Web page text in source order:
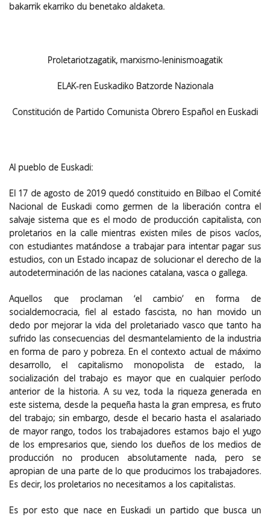
bakarrik ekarriko du benetako aldaketa.
Proletariotzagatik, marxismo-leninismoagatik
ELAK-ren Euskadiko Batzorde Nazionala
Constitución de Partido Comunista Obrero Español en Euskadi
Al pueblo de Euskadi:
El 17 de agosto de 2019 quedó constituido en Bilbao el Comité
Nacional de Euskadi como germen de la liberación contra el
salvaje sistema que es el modo de producción capitalista, con
proletarios en la calle mientras existen miles de pisos vacíos,
con estudiantes matándose a trabajar para intentar pagar sus
estudios, con un Estado incapaz de solucionar el derecho de la
autodeterminación de las naciones catalana, vasca o gallega.
Aquellos que proclaman ‘el cambio’ en forma de
socialdemocracia, fiel al estado fascista, no han movido un
dedo por mejorar la vida del proletariado vasco que tanto ha
sufrido las consecuencias del desmantelamiento de la industria
en forma de paro y pobreza. En el contexto actual de máximo
desarrollo, el capitalismo monopolista de estado, la
socialización del trabajo es mayor que en cualquier período
anterior de la historia. A su vez, toda la riqueza generada en
este sistema, desde la pequeña hasta la gran empresa, es fruto
del trabajo; sin embargo, desde el becario hasta el asalariado
de mayor rango, todos los trabajadores estamos bajo el yugo
de los empresarios que, siendo los dueños de los medios de
producción no producen absolutamente nada, pero se
apropian de una parte de lo que producimos los trabajadores.
Es decir, los proletarios no necesitamos a los capitalistas.
Es por esto que nace en Euskadi un partido que busca un